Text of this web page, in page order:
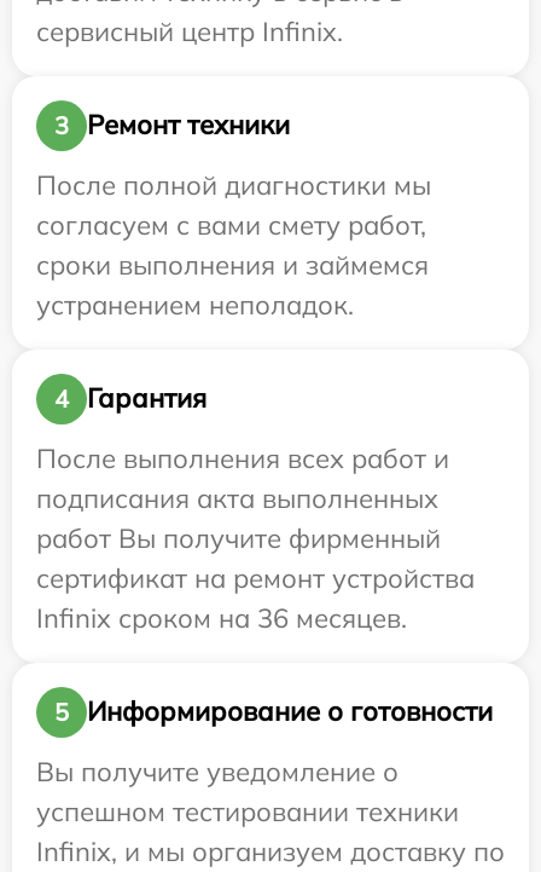
сервисный центр Infinix.
3
Ремонт техники
После полной диагностики мы
согласуем с вами смету работ,
сроки выполнения и займемся
устранением неполадок.
4
Гарантия
После выполнения всех работ и
подписания акта выполненных
работ Вы получите фирменный
сертификат на ремонт устройства
Infinix сроком на 36 месяцев.
5
Информирование о готовности
Вы получите уведомление о
успешном тестировании техники
Infinix, и мы организуем доставку по